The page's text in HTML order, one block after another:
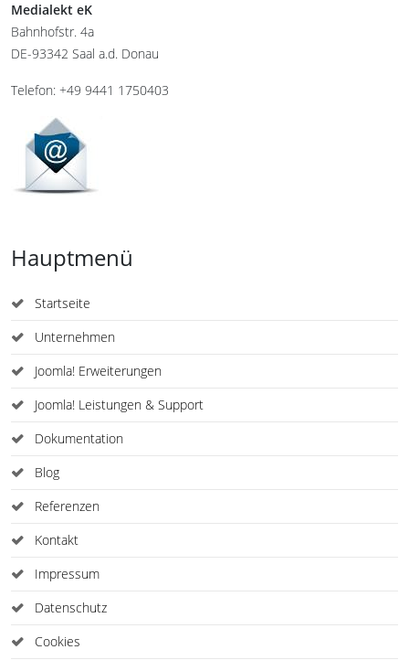
Medialekt eK
Bahnhofstr. 4a
DE-93342 Saal a.d. Donau
Telefon: +49 9441 1750403
Hauptmenü
Startseite
Unternehmen
Joomla! Erweiterungen
Joomla! Leistungen & Support
Dokumentation
Blog
Referenzen
Kontakt
Impressum
Datenschutz
Cookies